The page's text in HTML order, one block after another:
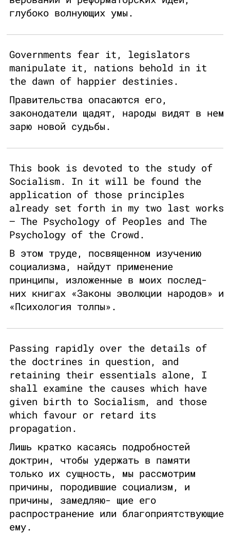
глубоко волнующих умы.
Governments fear it, legislators
manipulate it, nations behold in it
the dawn of happier destinies.
Правительства опасаются его,
законодатели щадят, народы видят в нем
зарю новой судьбы.
This book is devoted to the study of
Socialism. In it will be found the
application of those principles
already set forth in my two last works
— The Psychology of Peoples and The
Psychology of the Crowd.
В этом труде, посвященном изучению
социализма, найдут применение
принципы, изложенные в моих послед-
них книгах «Законы эволюции народов» и
«Психология толпы».
Passing rapidly over the details of
the doctrines in question, and
retaining their essentials alone, I
shall examine the causes which have
given birth to Socialism, and those
which favour or retard its
propagation.
Лишь кратко касаясь подробностей
доктрин, чтобы удержать в памяти
только их сущность, мы рассмотрим
причины, породившие социализм, и
причины, замедляю- щие его
распространение или благоприятствующие
ему.